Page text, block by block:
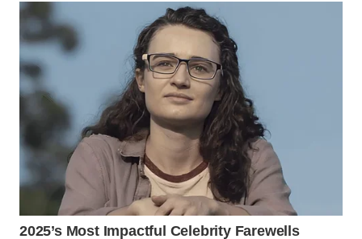
WN
MAJALENGKA
WN
SUBANG
WN
SUKABUMI
WN
PURWAKARTA